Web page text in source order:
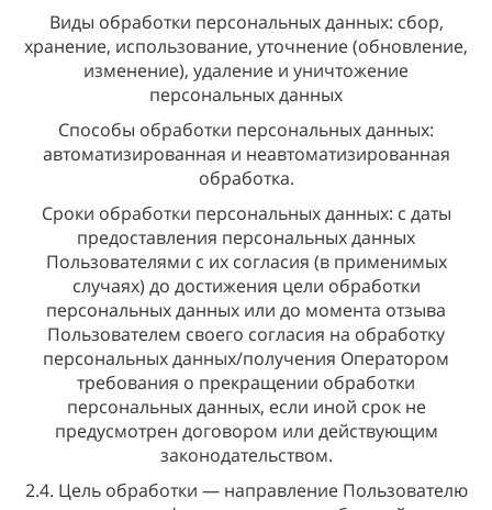
Виды обработки персональных данных: сбор,
хранение, использование, уточнение (обновление,
изменение), удаление и уничтожение
персональных данных
Способы обработки персональных данных:
автоматизированная и неавтоматизированная
обработка.
Сроки обработки персональных данных: с даты
предоставления персональных данных
Пользователями с их согласия (в применимых
случаях) до достижения цели обработки
персональных данных или до момента отзыва
Пользователем своего согласия на обработку
персональных данных/получения Оператором
требования о прекращении обработки
персональных данных, если иной срок не
предусмотрен договором или действующим
законодательством.
2.4. Цель обработки — направление Пользователю